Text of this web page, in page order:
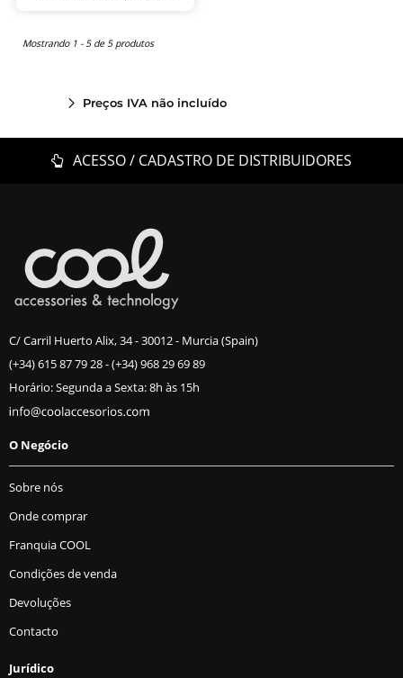
Mostrando 1 - 5 de 5 produtos
Preços IVA não incluído
ACESSO / CADASTRO DE DISTRIBUIDORES
C/ Carril Huerto Alix, 34 - 30012 - Murcia (Spain)
(+34) 615 87 79 28-(+34) 968 29 69 89
Horário: Segunda a Sexta: 8h às 15h
O Negócio
Sobre nós
Onde comprar
Franquia COOL
Condições de venda
Devoluções
Contacto
Jurídico